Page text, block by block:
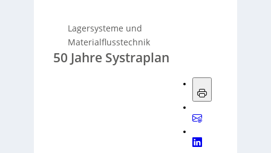
Lagersysteme und
Materialflusstechnik
50 Jahre Systraplan